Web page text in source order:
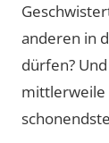
anderen in
dürfen?
mittlerweile